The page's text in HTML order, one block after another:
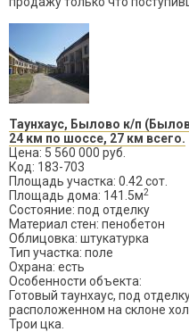
Таунхаус, Былово к/п
24 км по шоссе, 27 км всего.
Цена: 5 560 000 руб.
Код: 183-703
Площадь участка: 0.42 сот.
Площадь дома: 141.5м2
Состояние: под отделку
Материал стен: пенобетон
Облицовка: штукатурка
Тип участка: поле
Охрана: есть
Особенности объекта:
Готовый таунхаус, под
расположенном на склоне
Трои цка.